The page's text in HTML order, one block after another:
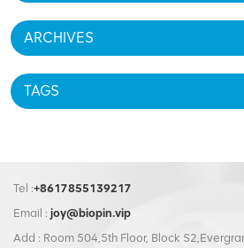
ARCHIVES
TAGS
Tel :+8617855139217
Email : joy@biopin.vip
Add : Room 504,5th Floor, Block